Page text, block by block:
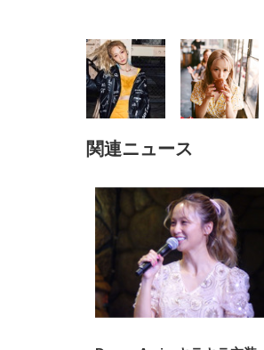
子 テレワーク 疲れない 跳ね
上げ式アームレスト コンパク
ト 約105度ロッキング pc 事務
椅子 360度回転 座面昇降 強化
ナイロン樹脂ベース 通気性メ
ッシュ 在宅ワーク H-
WY01(黒網+黒枠+黒足)
￥5,699
／
ア
EV3240X-WT | 31.5型4K
UHD・USB Type-C・ホワイ
ト
￥105,595 ￥
ーツ 薄型 レギュラー 1回使い
捨て 無香料 ホワイト 300枚
￥3,373
ー
枚
関連ニュース